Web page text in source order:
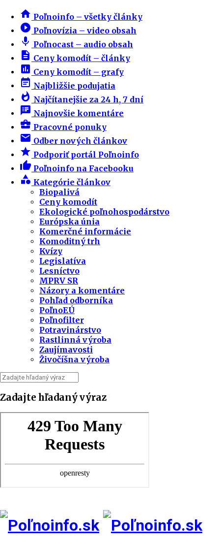
home Poľnoinfo – všetky články
play_circle_filled Poľnovízia – video obsah
mic Poľnocast – audio obsah
description Ceny komodít – články
insert_chart Ceny komodít – grafy
event_note Najbližšie podujatia
whatshot Najčítanejšie za 24 h, 7 dní
speaker_notes Najnovšie komentáre
business_center Pracovné ponuky
email Odber nových článkov
star Podporiť portál Poľnoinfo
thumb_up Poľnoinfo na Facebooku
category Kategórie článkov
Biopalivá
Ceny komodít
Ekologické poľnohospodárstvo
Európska únia
Komerčné informácie
Komoditný trh
Kvízy
Legislatíva
Lesníctvo
MPRV SR
Názory a komentáre
Pohľad odborníka
PoľnoEÚ
Poľnofilter
Potravinárstvo
Rastlinná výroba
Zaujímavosti
Živočíšna výroba
Zadajte hľadaný výraz